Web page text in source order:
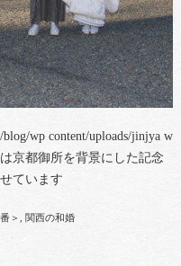
wp content/uploads/jinjya
京都御所を背景にした記念
ています
＞ 関西の和婚